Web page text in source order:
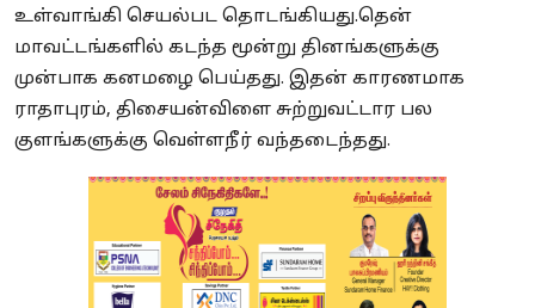
உள்வாங்கி செயல்பட தொடங்கியது.தென்
மாவட்டங்களில் கடந்த மூன்று தினங்களுக்கு
முன்பாக கனமழை பெய்தது. இதன் காரணமாக
ராதாபுரம், திசையன்விளை சுற்றுவட்டார பல
குளங்களுக்கு வெள்ளநீர் வந்தடைந்தது.